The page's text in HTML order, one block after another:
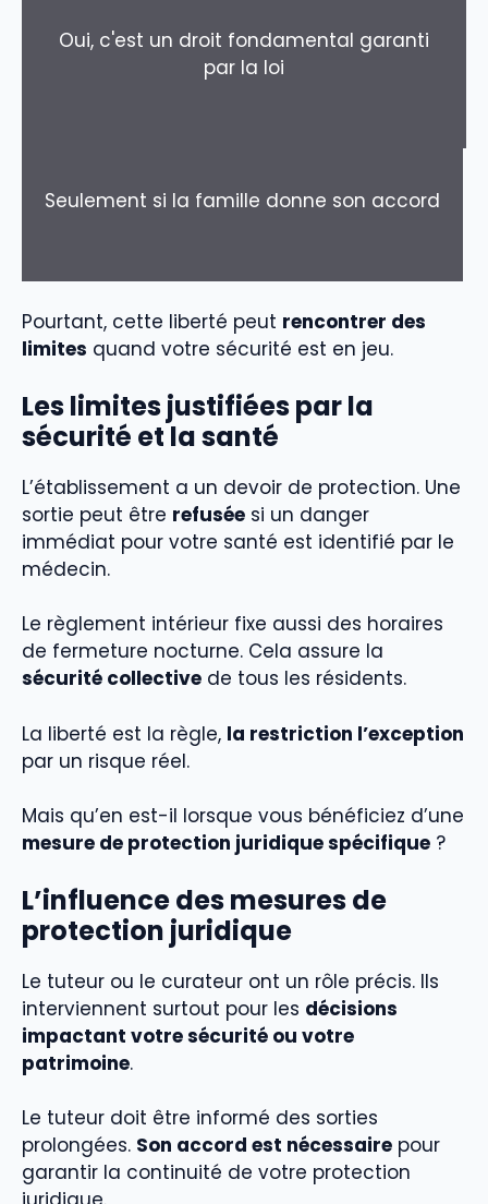
Oui, c'est un droit fondamental garanti
par la loi
Seulement si la famille donne son accord
Pourtant, cette liberté peut rencontrer des
limites quand votre sécurité est en jeu.
Les limites justifiées par la
sécurité et la santé
L’établissement a un devoir de protection. Une
sortie peut être refusée si un danger
immédiat pour votre santé est identifié par le
médecin.
Le règlement intérieur fixe aussi des horaires
de fermeture nocturne. Cela assure la
sécurité collective de tous les résidents.
La liberté est la règle, la restriction l’exception
par un risque réel.
Mais qu’en est-il lorsque vous bénéficiez d’une
mesure de protection juridique spécifique ?
L’influence des mesures de
protection juridique
Le tuteur ou le curateur ont un rôle précis. Ils
interviennent surtout pour les décisions
impactant votre sécurité ou votre
patrimoine.
Le tuteur doit être informé des sorties
prolongées. Son accord est nécessaire pour
garantir la continuité de votre protection